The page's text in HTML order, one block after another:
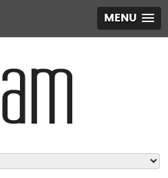
MENU